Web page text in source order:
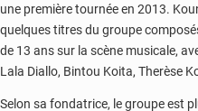
une première tournée en 2013.
quelques titres du groupe
de 13 ans sur la scène musicale,
Lala Diallo, Bintou Koita, Therèse
Selon sa fondatrice, le groupe est